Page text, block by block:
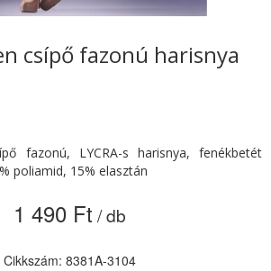
csípő fazonú harisnya
fazonú, LYCRA-s harisnya, fenékbetét
poliamid, 15% elasztán
1 490 Ft / db
Cikkszám: 8381A-3104